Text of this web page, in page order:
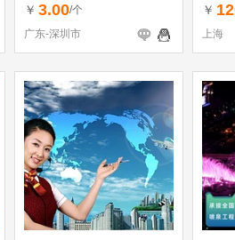
￥ 3.00/个
广东-深圳市
￥
上海